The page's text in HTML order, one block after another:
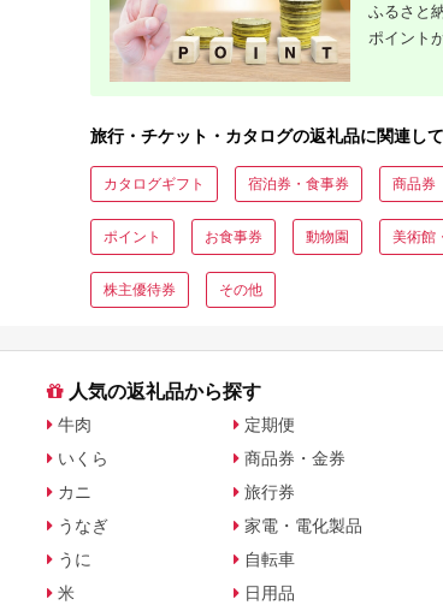
ふるさと
ポイント
旅行・チケット・カタログの返礼品に関連し
カタログギフト 宿泊券・食事券 商品券
ポイント お食事券 動物園 美術館
株主優待券 その他
人気の返礼品から探す
牛肉
いくら
カニ
うなぎ
うに
米
定期便
商品券・金券
旅行券
家電・電化製品
自転車
日用品